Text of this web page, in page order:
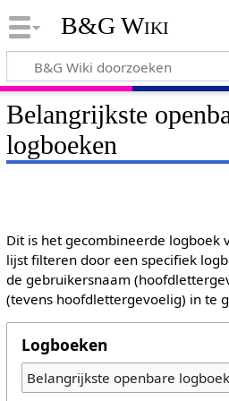
B&G Wiki
Belangrijkste
logboeken
Dit is het gecombineerde logboek
lijst filteren door een specifiek
de gebruikersnaam
(tevens hoofdlettergevoelig) in te
Logboeken
Belangrijkste openbare